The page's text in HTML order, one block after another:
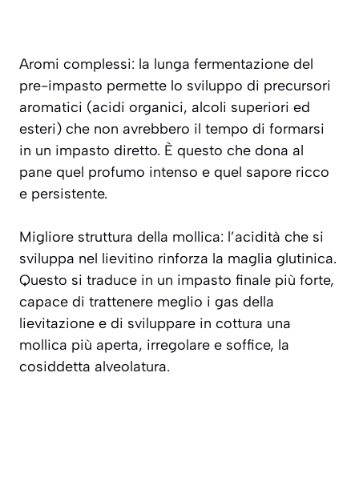
Aromi complessi: la lunga fermentazione del
pre-impasto permette lo sviluppo di precursori
aromatici (acidi organici, alcoli superiori ed
esteri) che non avrebbero il tempo di formarsi
in un impasto diretto. È questo che dona al
pane quel profumo intenso e quel sapore ricco
e persistente.
Migliore struttura della mollica: l’acidità che si
sviluppa nel lievitino rinforza la maglia glutinica.
Questo si traduce in un impasto finale più forte,
capace di trattenere meglio i gas della
lievitazione e di sviluppare in cottura una
mollica più aperta, irregolare e soffice, la
cosiddetta alveolatura.